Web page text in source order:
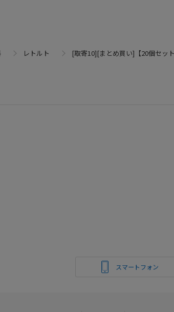
レトルト [取寄10][まとめ買い]【20個セッ
スマートフォン